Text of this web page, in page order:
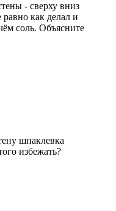
- сверху вниз
как делал и
соль. Объясните
шпаклевка
избежать?